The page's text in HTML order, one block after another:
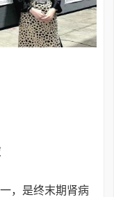
，是终末期肾病